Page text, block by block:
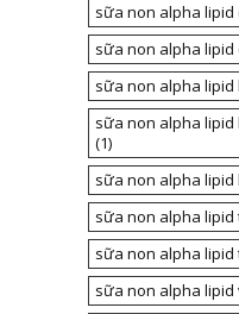
sữa non alpha lipid
sữa non alpha lipid
sữa non alpha lipid
sữa non alpha
(1)
sữa non alpha
sữa non alpha lipid
sữa non alpha lipid
sữa non alpha